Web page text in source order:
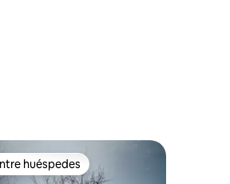
huéspedes
huéspedes